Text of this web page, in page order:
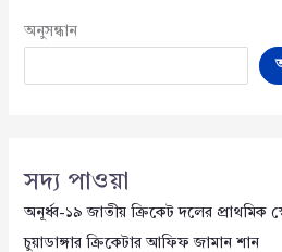
অনুসন্ধান
সদ্য পাওয়া
অনূর্ধ্ব-১৯ জাতীয় ক্রিকেট দলের প্রাথমিক
চুয়াডাঙ্গার ক্রিকেটার আফিফ জামান শান